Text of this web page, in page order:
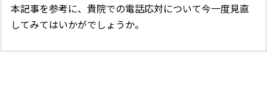
本記事を参考に、貴院での電話応対について今一度見直
してみてはいかがでしょうか。